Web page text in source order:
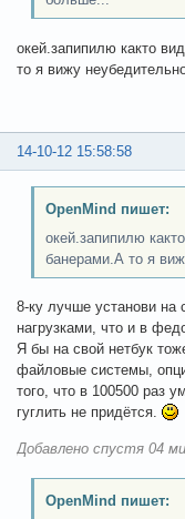
окей.запипилю както
то я вижу
14-10-12 15:58:58
OpenMind пишет:
окей.запипилю
банерами.А то я
8-ку лучше установи на
нагрузками, что и в
Я бы на свой нетбук
файловые системы,
того, что в 100500 раз
гуглить не придётся.
Добавлено спустя 04
OpenMind пишет: